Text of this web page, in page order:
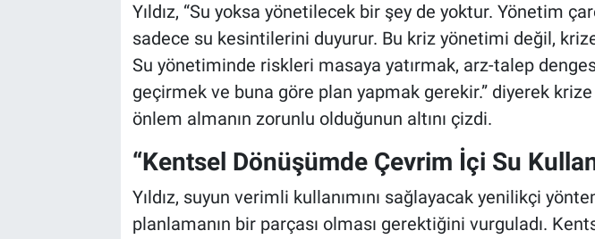
Yıldız, “Su yoksa yönetilecek bir şey de yoktur. Yönetim
sadece su kesintilerini duyurur. Bu kriz yönetimi değil,
Su yönetiminde riskleri masaya yatırmak, arz-talep
geçirmek ve buna göre plan yapmak gerekir.” diyerek
önlem almanın zorunlu olduğunun altını çizdi.
“Kentsel Dönüşümde Çevrim İçi Su
Yıldız, suyun verimli kullanımını sağlayacak yenilikçi
planlamanın bir parçası olması gerektiğini vurguladı.